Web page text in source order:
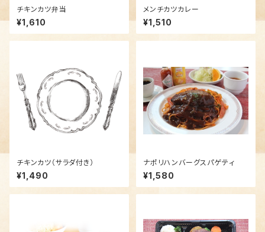
チキンカツ弁当
¥1,610
メンチカツカレー
¥1,510
チキンカツ（サラダ付き）
¥1,490
ナポリハンバーグスパゲティ
¥1,580